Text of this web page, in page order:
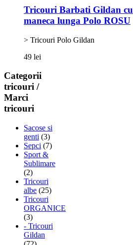
Tricouri Barbati Gildan cu
maneca lunga Polo ROSU
> Tricouri Polo Gildan
49 lei
Categorii
tricouri /
Marci
tricouri
Sacose si
genti (3)
Sepci (7)
Sport &
Sublimare
(2)
Tricouri
albe (25)
Tricouri
ORGANICE
(3)
- Tricouri
Gildan